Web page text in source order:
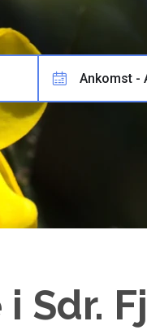
Ankomst -
Sdr.